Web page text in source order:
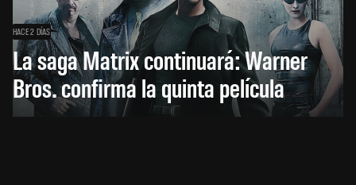
HACE 2 DÍAS
La saga Matrix continuará: Warner
Bros. confirma la quinta película